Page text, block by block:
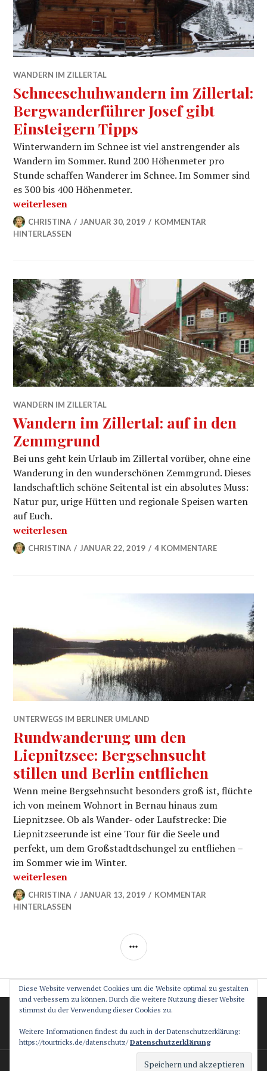
WANDERN IM ZILLERTAL
Schneeschuhwandern im Zillertal:
Bergwanderführer Josef gibt
Einsteigern Tipps
Winterwandern im Schnee ist viel anstrengender als
Wandern im Sommer. Rund 200 Höhenmeter pro
Stunde schaffen Wanderer im Schnee. Im Sommer sind
es 300 bis 400 Höhenmeter.
„Schneeschuhwandern im Zillertal:
weiterlesen
CHRISTINA JANUAR 30, 2019
KOMMENTAR
HINTERLASSEN
WANDERN IM ZILLERTAL
Wandern im Zillertal: auf in den
Zemmgrund
Bei uns geht kein Urlaub im Zillertal vorüber, ohne eine
Wanderung in den wunderschönen Zemmgrund. Dieses
landschaftlich schöne Seitental ist ein absolutes Muss:
Natur pur, urige Hütten und regionale Speisen warten
auf Euch.
„Wandern im Zillertal: auf in den Zemmgrund“
weiterlesen
CHRISTINA JANUAR 22, 2019 4 KOMMENTARE
UNTERWEGS IM BERLINER UMLAND
Rundwanderung um den
Liepnitzsee: Bergsehnsucht
stillen und Berlin entfliehen
Wenn meine Bergsehnsucht besonders groß ist, flüchte
ich von meinem Wohnort in Bernau hinaus zum
Liepnitzsee. Ob als Wander- oder Laufstrecke: Die
Liepnitzseerunde ist eine Tour für die Seele und
perfekt, um dem Großstadtdschungel zu entfliehen –
im Sommer wie im Winter.
„Rundwanderung um den Liepnitzsee:
weiterlesen
CHRISTINA JANUAR 13, 2019
KOMMENTAR
HINTERLASSEN
SEITENLEISTE
Datenschutz
Impressum
Stolz präsentiert von WordPress Theme: Canard von
Diese Website verwendet Cookies um die Website optimal zu gestalten
und verbessern zu können. Durch die weitere Nutzung dieser Website
stimmst du der Verwendung dieser Cookies zu.
Weitere Informationen findest du auch in der Datenschutzerklärung:
https://tourtricks.de/datenschutz/Datenschutzerklärung